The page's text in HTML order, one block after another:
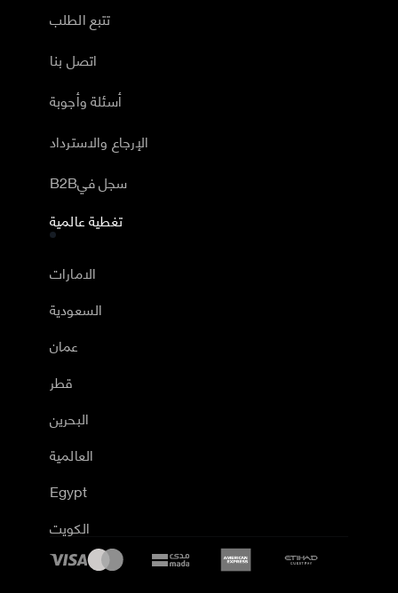
تتبع الطلب
اتصل بنا
أسئلة وأجوبة
الإرجاع والاسترداد
B2Bسجل في
تغطية عالمية
الامارات
السعودية
عمان
قطر
البحرين
العالمية
Egypt
الكويت